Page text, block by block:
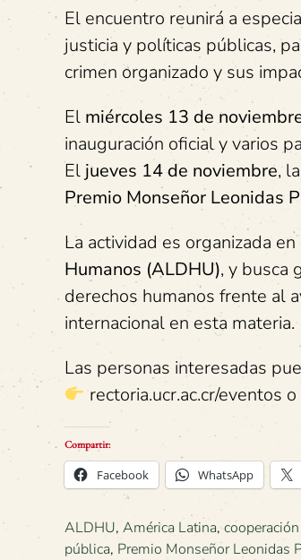
El encuentro reunirá a
justicia y políticas públicas,
crimen organizado y sus
El miércoles 13 de
inauguración oficial y varios
El jueves 14 de noviembre,
Premio Monseñor Leonidas
La actividad es organizada
Humanos (ALDHU), y busca
derechos humanos frente al
internacional en esta materia.
Las personas interesadas
rectoria.ucr.ac.cr/eventos
Compartir:
Facebook WhatsApp
ALDHU, América Latina,
pública, Premio Monseñor Leonidas